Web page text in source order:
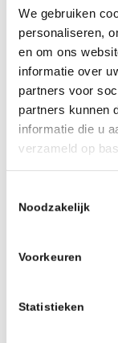
We gebruiken
personaliseren,
en om ons
informatie over
partners voor
partners kunnen
informatie die u
verzameld op
Noodzakelijk
Voorkeuren
Statistieken
onzeker
bedrijven
zonder
binnen de
Zolang de
Nederland –
een actief
in dat
haring, of
schappen uit